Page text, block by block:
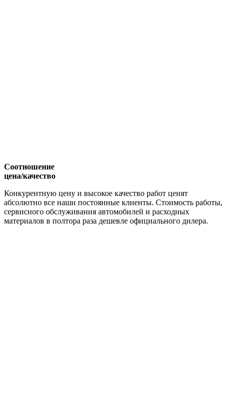
Соотношение
цена/качество
Конкурентную цену и высокое качество работ ценят
абсолютно все наши постоянные клиенты. Стоимость работы,
сервисного обслуживания автомобилей и расходных
материалов в полтора раза дешевле официального дилера.